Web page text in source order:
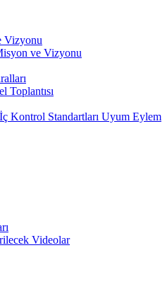
Vizyonu
ve Vizyonu
Toplantısı
Kontrol Standartları Uyum Eylem
Videolar